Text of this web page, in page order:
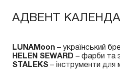
АДВЕНТ
LUNAMoon – український
HELEN SEWARD – фарби та
STALEKS – інструменти для